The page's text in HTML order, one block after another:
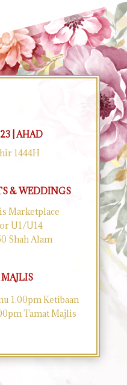
| AHAD
1444H
& WEDDINGS
Marketplace
U1/U14
Shah Alam
1.00pm Ketibaan
Tamat Majlis